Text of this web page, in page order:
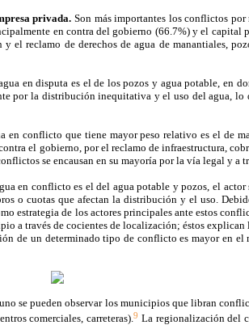
privada. Son más importantes los conflictos
en contra del gobierno (66.7%) y el capital
reclamo de derechos de agua de manantiales,
en disputa es el de los pozos y agua potable, en
la distribución inequitativa y el uso del agua,
en conflicto que tiene mayor peso relativo es el de
el gobierno, por el reclamo de infraestructura,
se encausan en su mayoría por la vía legal y a
en conflicto es el del agua potable y pozos, el
o cuotas que afectan la distribución y el uso.
estrategia de los actores principales ante estos
a través de cocientes de localización; éstos
de un determinado tipo de conflicto es mayor en
se pueden observar los municipios que libran
comerciales, carreteras).9 La regionalización del